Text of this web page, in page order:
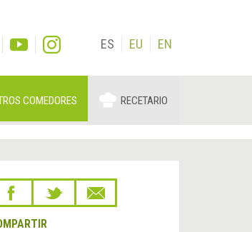
ES EU EN
COMEDORES RECETARIO